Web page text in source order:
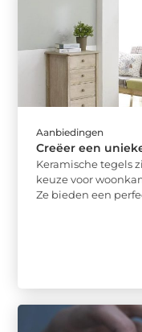
Aanbiedingen
Creëer een
Keramische tegels
keuze voor
Ze bieden een